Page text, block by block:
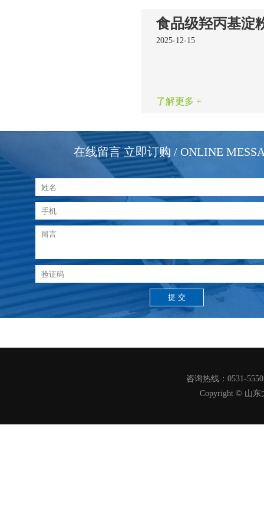
2025-12-15
了解更多 +
在线留言 立即订购 / ONLINE
咨询热线：0531-
Copyright © 山